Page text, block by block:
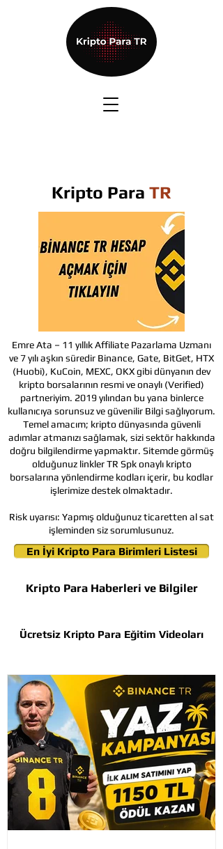
Ücretsiz Kripto Para Eğitim Videoları
Kripto Para Haberleri ve Bilgiler
En İyi Kripto Para Birimleri Listesi
Kripto Para TR
Emre Ata – 11 yıllık Affiliate Pazarlama Uzmanı
ve 7 yılı aşkın süredir Binance, Gate, BitGet, HTX
(Huobi), KuCoin, MEXC, OKX gibi dünyanın dev
kripto borsalarının resmi ve onaylı (Verified)
partneriyim. 2019 yılından bu yana binlerce
kullanıcıya sorunsuz ve güvenilir Bilgi sağlıyorum.
Temel amacım; kripto dünyasında güvenli
adımlar atmanızı sağlamak, sizi sektör hakkında
doğru bilgilendirme yapmaktır. Sitemde görmüş
olduğunuz linkler TR Spk onaylı kripto
borsalarına yönlendirme kodları içerir, bu kodlar
işlerimize destek olmaktadır.
Risk uyarısı: Yapmış olduğunuz ticaretten al sat
işleminden siz sorumlusunuz.